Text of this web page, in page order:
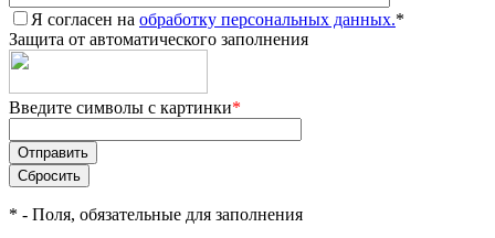
Я согласен на обработку персональных данных.*
Защита от автоматического заполнения
Введите символы с картинки*
* - Поля, обязательные для заполнения